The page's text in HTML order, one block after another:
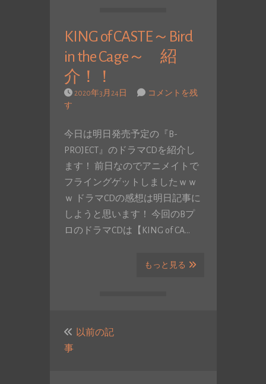
KING of CASTE～Bird
in the Cage～ 紹
介！！
2020年3月24日
コメントを残
す
今日は明日発売予定の『B-
PROJECT』のドラマCDを紹介し
ます！ 前日なのでアニメイトで
フライングゲットしましたｗｗ
ｗ ドラマCDの感想は明日記事に
しようと思います！ 今回のBプ
ロのドラマCDは【KING of CA…
もっと見る
以前の記
事